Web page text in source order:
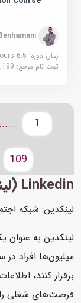
Hamza Benhamani
زمان دوره: 6.5 hours
ثبت نام مرجع:1,199
.......
109
Linkedin (لینکدین)
لینکدین: شبکه
لینکدین به عنوان
میلیون‌ها افراد در
برقرار کنند،
فرصت‌های شغلی را